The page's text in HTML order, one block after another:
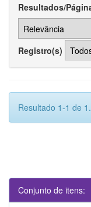
Resultados/
Registro(s)
Resultado 1-1 de 1.
Conjunto de itens: